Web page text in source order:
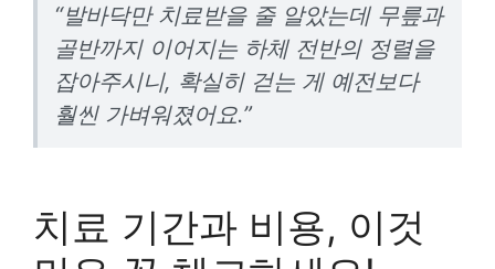
“발바닥만 치료받을 줄 알았는데 무릎과
골반까지 이어지는 하체 전반의 정렬을
잡아주시니, 확실히 걷는 게 예전보다
훨씬 가벼워졌어요.”
치료 기간과 비용, 이것